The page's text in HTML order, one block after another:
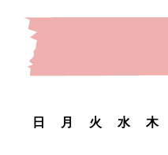
日
月 火 水 木